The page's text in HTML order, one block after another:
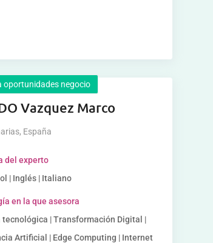
oportunidades negocio
Vazquez Marco
, España
del experto
| Inglés | Italiano
en la que asesora
tecnológica | Transformación Digital |
Artificial | Edge Computing | Internet